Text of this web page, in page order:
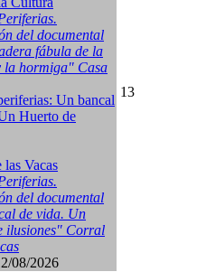
del documental
fábula de la
la hormiga" Casa
Un bancal
Huerto de
Vacas
del documental
de vida. Un
ilusiones" Corral
08/2026
13